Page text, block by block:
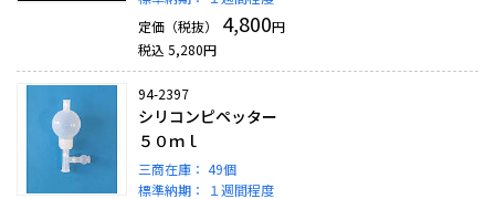
定価（税抜）
4,800円
税込 5,280円
94-2397
シリコンピペッター
５０ｍｌ
三商在庫： 49個
標準納期：
１週間程度